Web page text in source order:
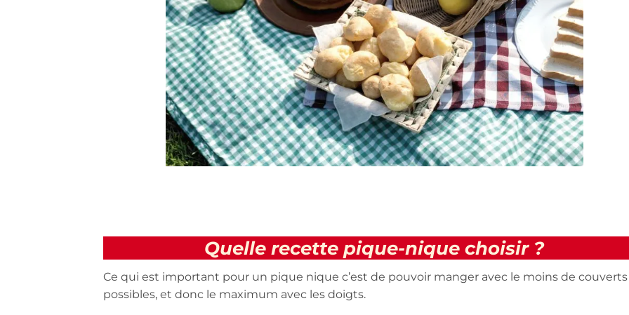
Quelle recette pique-nique choisir ?
Ce qui est important pour un pique nique c’est de pouvoir manger avec le moins de couverts
possibles, et donc le maximum avec les doigts.